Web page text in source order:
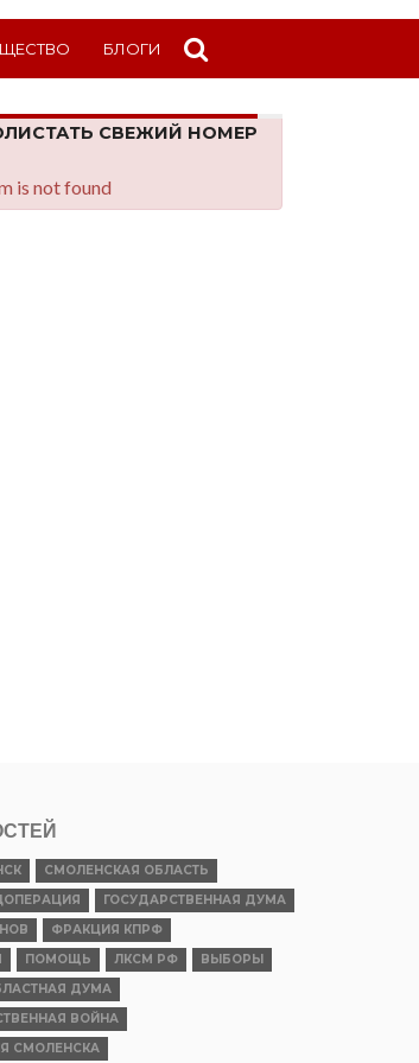
БЛОГИ
СВЕЖИЙ НОМЕР
is not found
СМОЛЕНСКАЯ ОБЛАСТЬ
ГОСУДАРСТВЕННАЯ ДУМА
ФРАКЦИЯ КПРФ
ПОМОЩЬ ЛКСМ РФ
ВЫБОРЫ
ДУМА
ВОЙНА
СМОЛЕНСКА